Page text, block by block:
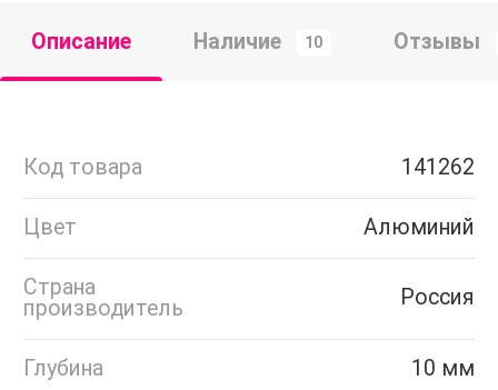
Описание Наличие 10 Отзывы
Код товара 141262
Цвет Алюминий
Страна
производитель
Россия
Глубина 10 мм